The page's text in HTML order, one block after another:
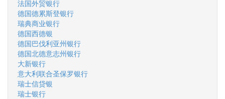
法国外贸银行
德国德累斯登银行
瑞典商业银行
德国西德银
德国巴伐利亚州银行
德国北德意志州银行
大新银行
意大利联合圣保罗银行
瑞士信贷银
瑞士银行